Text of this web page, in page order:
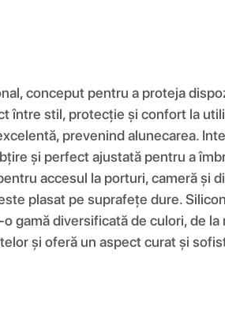
conceput pentru a proteja
între stil, protecție și confort la
prevenind alunecarea.
și perfect ajustată pentru a
accesul la porturi, cameră
plasat pe suprafețe dure.
gamă diversificată de culori, de
și oferă un aspect curat și